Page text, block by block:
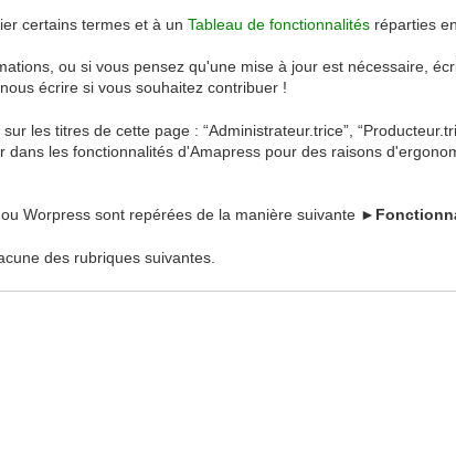
certains termes et à un Tableau de fonctionnalités réparties
ou si vous pensez qu'une mise à jour est nécessaire,
écrire si vous souhaitez contribuer !
les titres de cette page : “Administrateur.trice”,
les fonctionnalités d'Amapress pour des raisons
Worpress sont repérées de la manière suivante ►
des rubriques suivantes.